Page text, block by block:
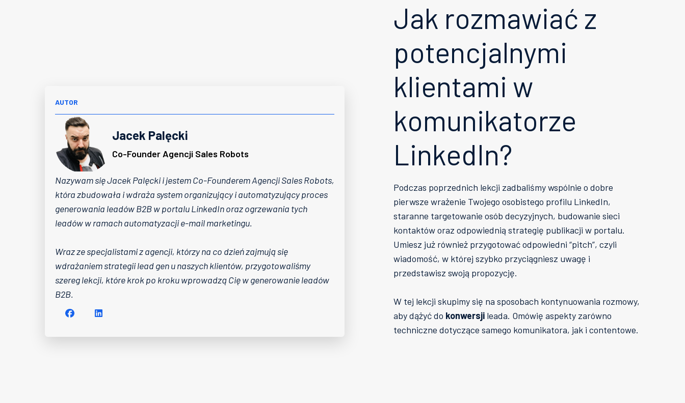
AUTOR
Jacek Palęcki
Co-Founder Agencji Sales Robots
Nazywam się Jacek Palęcki i jestem Co-Founderem Agencji Sales Robots,
która zbudowała i wdraża system organizujący i automatyzujący proces
generowania leadów B2B w portalu LinkedIn oraz ogrzewania tych
leadów w ramach automatyzacji e-mail marketingu.
Wraz ze specjalistami z agencji, którzy na co dzień zajmują się
wdrażaniem strategii lead gen u naszych klientów, przygotowaliśmy
szereg lekcji, które krok po kroku wprowadzą Cię w generowanie leadów
B2B.
Jak rozmawiać z
potencjalnymi
klientami w
komunikatorze
LinkedIn?
Podczas poprzednich lekcji zadbaliśmy wspólnie o dobre
pierwsze wrażenie Twojego osobistego profilu LinkedIn,
staranne targetowanie osób decyzyjnych, budowanie sieci
kontaktów oraz odpowiednią strategię publikacji w portalu.
Umiesz już również przygotować odpowiedni “pitch”, czyli
wiadomość, w której szybko przyciągniesz uwagę i
przedstawisz swoją propozycję.
W tej lekcji skupimy się na sposobach kontynuowania rozmowy,
aby dążyć do konwersji leada. Omówię aspekty zarówno
techniczne dotyczące samego komunikatora, jak i contentowe.